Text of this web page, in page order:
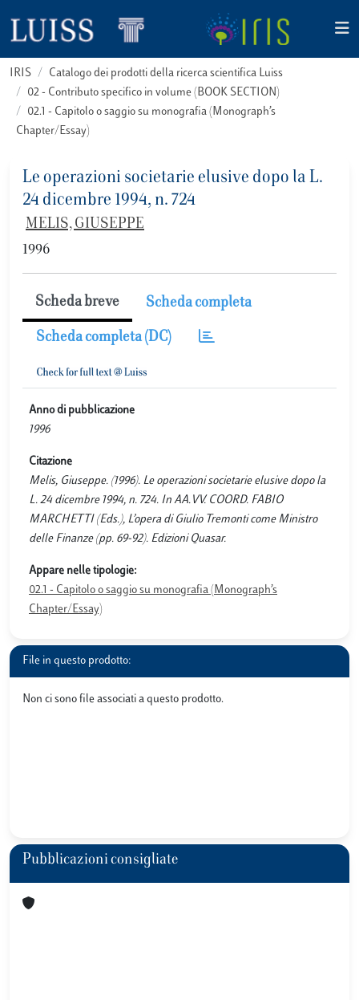
IRIS
Catalogo dei prodotti della ricerca scientifica Luiss
02 - Contributo specifico in volume (BOOK SECTION)
02.1 - Capitolo o saggio su monografia (Monograph’s
Chapter/Essay)
Le operazioni societarie elusive dopo la L.
24 dicembre 1994, n. 724
MELIS, GIUSEPPE
1996
Scheda breve Scheda completa
Scheda completa (DC)
Anno di pubblicazione
1996
Citazione
Melis, Giuseppe. (1996). Le operazioni societarie elusive dopo la
L. 24 dicembre 1994, n. 724. In AA.VV. COORD. FABIO
MARCHETTI (Eds.), L’opera di Giulio Tremonti come Ministro
delle Finanze (pp. 69-92). Edizioni Quasar.
Appare nelle tipologie:
02.1 - Capitolo o saggio su monografia (Monograph’s
Chapter/Essay)
File in questo prodotto:
Non ci sono file associati a questo prodotto.
Pubblicazioni consigliate